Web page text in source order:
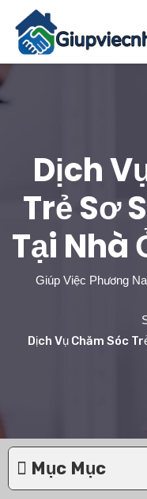
Dịch
Trẻ Sơ
Tại Nhà
Giúp Việc Phương
Dịch Vụ Chăm Sóc
Mục Mục